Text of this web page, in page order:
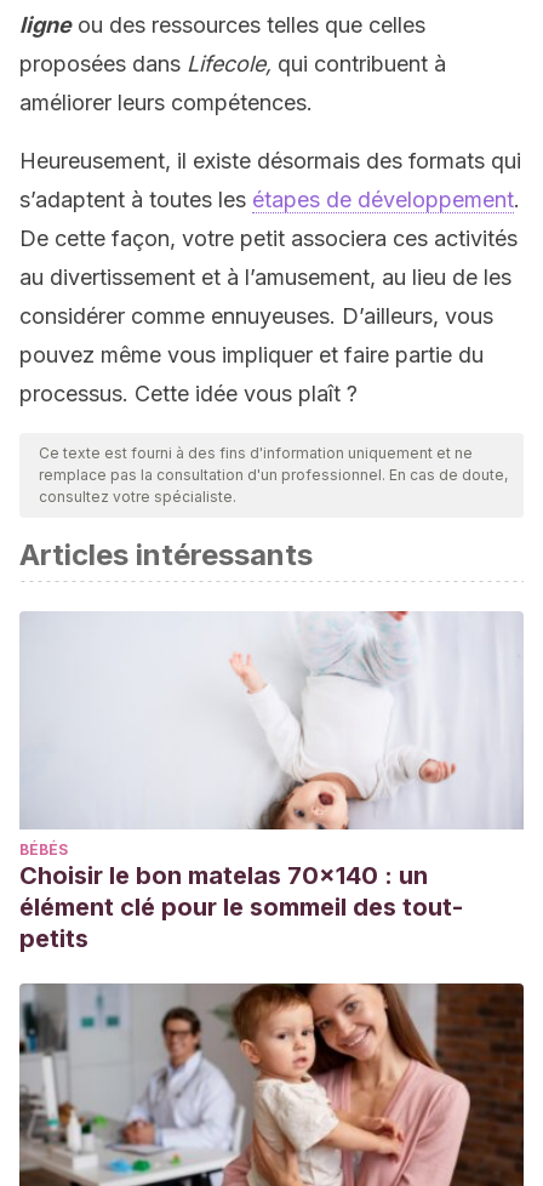
ligneou des ressources telles que celles
proposées dans Lifecole, qui contribuent à
améliorer leurs compétences.
Heureusement, il existe désormais des formats qui
s’adaptent à toutes les étapes de développement.
De cette façon, votre petit associera ces activités
au divertissement et à l’amusement, au lieu de les
considérer comme ennuyeuses. D’ailleurs, vous
pouvez même vous impliquer et faire partie du
processus. Cette idée vous plaît ?
Ce texte est fourni à des fins d'information uniquement et ne
remplace pas la consultation d'un professionnel. En cas de doute,
consultez votre spécialiste.
Articles intéressants
BÉBÉS
Choisir le bon matelas 70x140 : un
élément clé pour le sommeil des tout-
petits